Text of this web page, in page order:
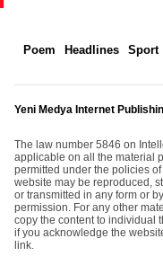
Poem Headlines Sport
Yeni Medya Internet
The law number 5846 on
applicable on all the material
permitted under the policies
website may be reproduced,
or transmitted in any form or
permission. For any other
copy the content to individual
if you acknowledge the
link.